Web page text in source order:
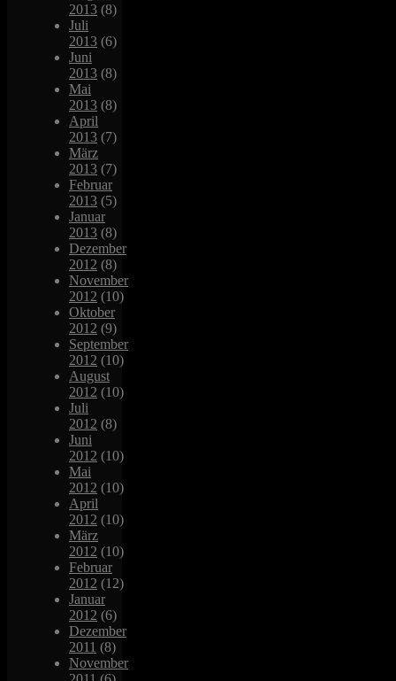
2013 (8)
Juli
2013 (6)
Juni
2013 (8)
Mai
2013 (8)
April
2013 (7)
März
2013 (7)
Februar
2013 (5)
Januar
2013 (8)
Dezember
2012 (8)
November
2012 (10)
Oktober
2012 (9)
September
2012 (10)
August
2012 (10)
Juli
2012 (8)
Juni
2012 (10)
Mai
2012 (10)
April
2012 (10)
März
2012 (10)
Februar
2012 (12)
Januar
2012 (6)
Dezember
2011 (8)
November